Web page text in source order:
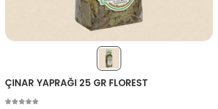
ÇINAR YAPRAĞI 25 GR FLOREST